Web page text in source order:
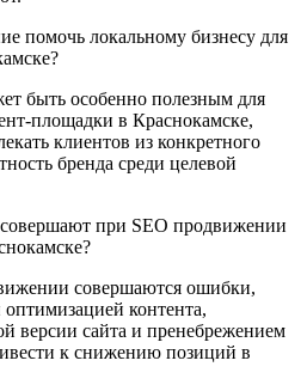
помочь локальному бизнесу для
быть особенно полезным для
площадки в Краснокамске,
клиентов из конкретного
бренда среди целевой
при SEO продвижении
совершаются ошибки,
контента,
версии сайта и пренебрежением
к снижению позиций в